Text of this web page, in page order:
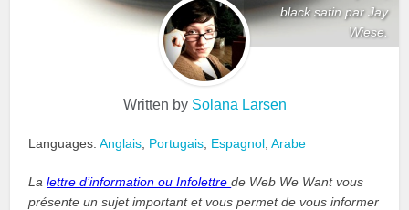
black satin par Jay
Wiese.
Written by Solana Larsen
Languages:Anglais Portugais Espagnol ,Arabe
Lalettre d’information ou Infolettrede Web We Want vous
présente un sujet important et vous permet de vous informer